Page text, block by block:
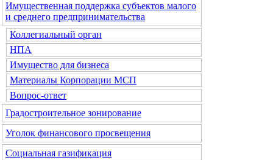
Имущественная поддержка субъектов малого
и среднего предпринимательства
Коллегиальный орган
НПА
Имущество для бизнеса
Материалы Корпорации МСП
Вопрос-ответ
Градостроительное зонирование
Уголок финансового просвещения
Социальная газификация